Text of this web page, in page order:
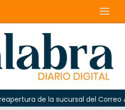
de la sucursal del Correo